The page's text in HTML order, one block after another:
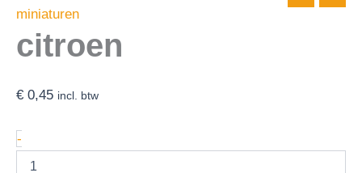
miniaturen
citroen
€ 0,45 incl. btw
-